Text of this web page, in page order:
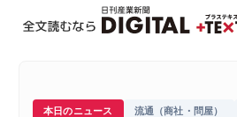
本日のニュース 流通（商社・問屋）